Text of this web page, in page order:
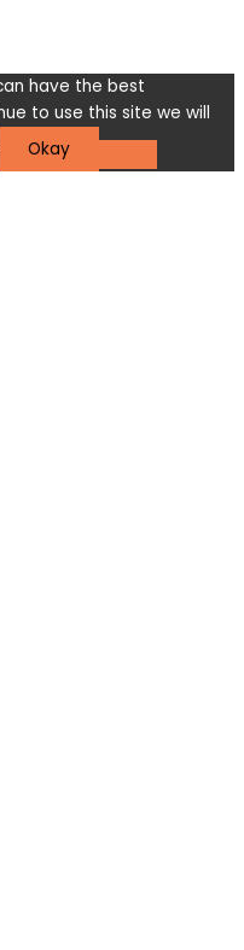
have the best
to use this site we will
Okay